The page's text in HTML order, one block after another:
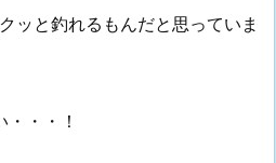
ッと釣れるもんだと思っていま
・・！